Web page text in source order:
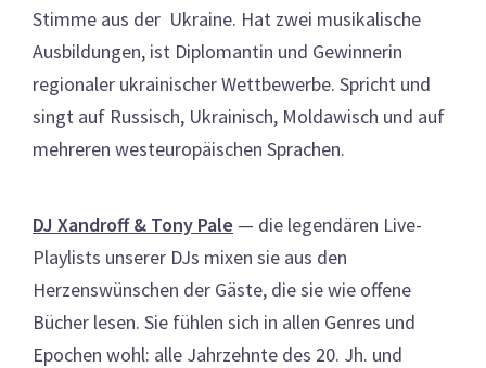
Stimme aus der Ukraine. Hat zwei musikalische
Ausbildungen, ist Diplomantin und Gewinnerin
regionaler ukrainischer Wettbewerbe. Spricht und
singt auf Russisch, Ukrainisch, Moldawisch und auf
mehreren westeuropäischen Sprachen.
DJ Xandroff & Tony Pale — die legendären Live-
Playlists unserer DJs mixen sie aus den
Herzenswünschen der Gäste, die sie wie offene
Bücher lesen. Sie fühlen sich in allen Genres und
Epochen wohl: alle Jahrzehnte des 20. Jh. und